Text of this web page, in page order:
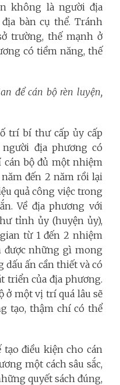
không là người địa
bàn cụ thể. Tránh
trường, thế mạnh ở
có tiềm năng, thế
để cán bộ rèn luyện,
trí bí thư cấp ủy cấp
địa phương có
bộ đủ một nhiệm
đến 2 năm rồi lại
quả công việc trong
Về địa phương với
tỉnh ủy (huyện ủy),
từ 1 đến 2 nhiệm
được những gì mong
ấn cần thiết và có
triển của địa phương.
ở một vị trí quá lâu sẽ
tạo, thậm chí có thể
tạo điều kiện cho cán
một cách sâu sắc,
quyết sách đúng,